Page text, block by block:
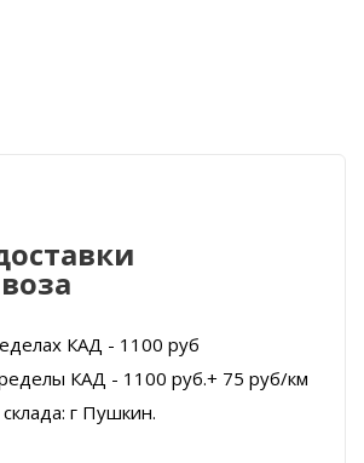
КАД - 1100 руб
КАД - 1100 руб.+ 75 руб/км
г Пушкин.